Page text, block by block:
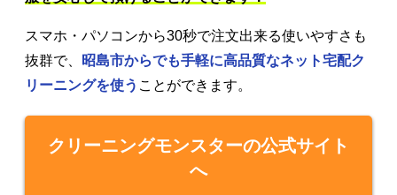
スマホ・パソコンから30秒で注文出来る使いやすさも
抜群で、
昭島市からでも手軽に高品質なネット宅配ク
リーニングを使う ことができます。
クリーニングモンスターの公式サイト
へ